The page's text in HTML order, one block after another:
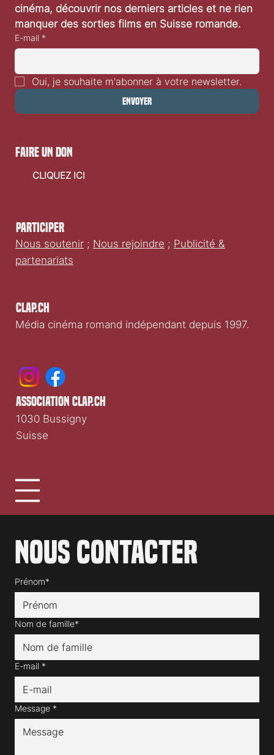
cinéma, découvrir nos derniers articles et ne rien
manquer des sorties films en Suisse romande.
E-mail *
Oui, je souhaite m'abonner à votre newsletter.
Envoyer
Clap.ch
Média cinéma romand indépendant depuis 1997.
Participer
Nous soutenir ; Nous rejoindre ; Publicité &
partenariats
Nous contacter
Prénom*
Nom de famille*
E-mail *
Message *
faire un don
CLIQUEZ ICI
association clap.ch
1030 Bussigny
Suisse